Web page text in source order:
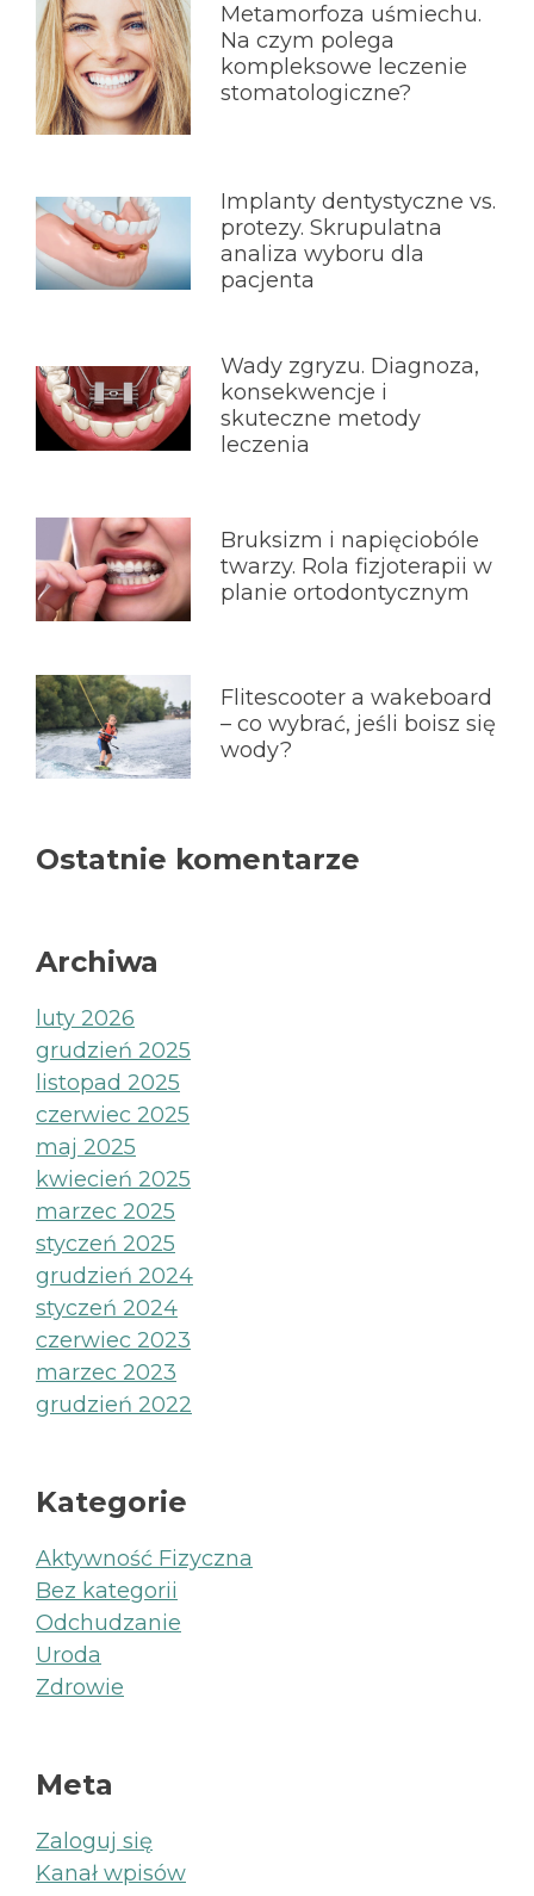
Metamorfoza uśmiechu.
Na czym polega
kompleksowe leczenie
stomatologiczne?
Implanty dentystyczne vs.
protezy. Skrupulatna
analiza wyboru dla
pacjenta
Wady zgryzu. Diagnoza,
konsekwencje i
skuteczne metody
leczenia
Bruksizm i napięciobóle
twarzy. Rola fizjoterapii w
planie ortodontycznym
Flitescooter a wakeboard
– co wybrać, jeśli boisz się
wody?
Ostatnie komentarze
Archiwa
luty 2026
grudzień 2025
listopad 2025
czerwiec 2025
maj 2025
kwiecień 2025
marzec 2025
styczeń 2025
grudzień 2024
styczeń 2024
czerwiec 2023
marzec 2023
grudzień 2022
Kategorie
Aktywność Fizyczna
Bez kategorii
Odchudzanie
Uroda
Zdrowie
Meta
Zaloguj się
Kanał wpisów